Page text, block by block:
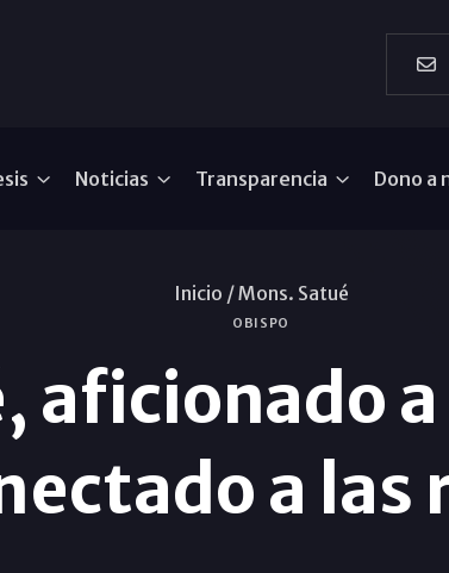
Noticias Transparencia Dono a
Inicio /Mons. Satué
OBISPO
aficionado
a las